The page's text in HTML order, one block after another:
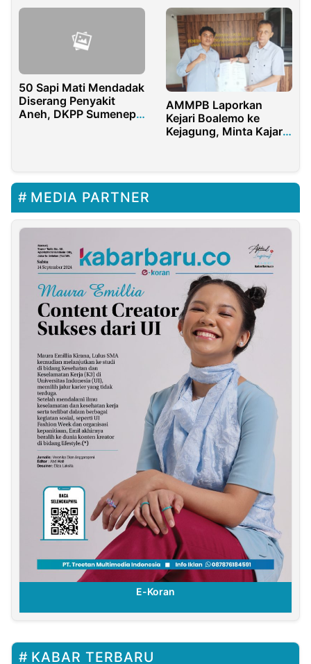
50 Sapi Mati Mendadak
Diserang Penyakit
Aneh, DKPP Sumenep
AMMPB Laporkan
Kejari Boalemo ke
Kejagung, Minta Kajari
MEDIA PARTNER
E-Koran
KABAR TERBARU